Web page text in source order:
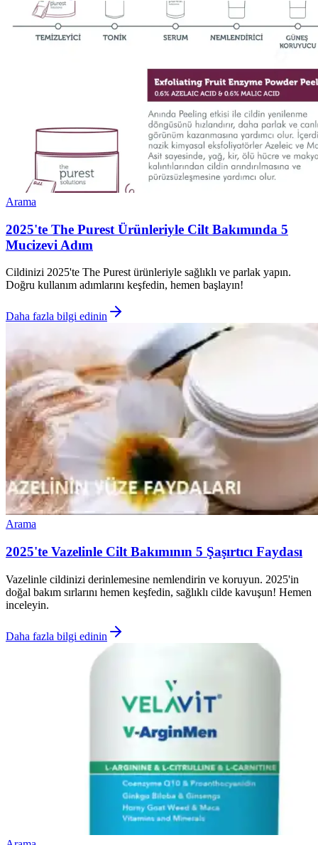
Arama
2025'te The Purest Ürünleriyle Cilt Bakımında 5
Mucizevi Adım
Cildinizi 2025'te The Purest ürünleriyle sağlıklı ve parlak yapın.
Doğru kullanım adımlarını keşfedin, hemen başlayın!
Daha fazla bilgi edinin
Arama
2025'te Vazelinle Cilt Bakımının 5 Şaşırtıcı Faydası
Vazelinle cildinizi derinlemesine nemlendirin ve koruyun. 2025'in
doğal bakım sırlarını hemen keşfedin, sağlıklı cilde kavuşun! Hemen
inceleyin.
Daha fazla bilgi edinin